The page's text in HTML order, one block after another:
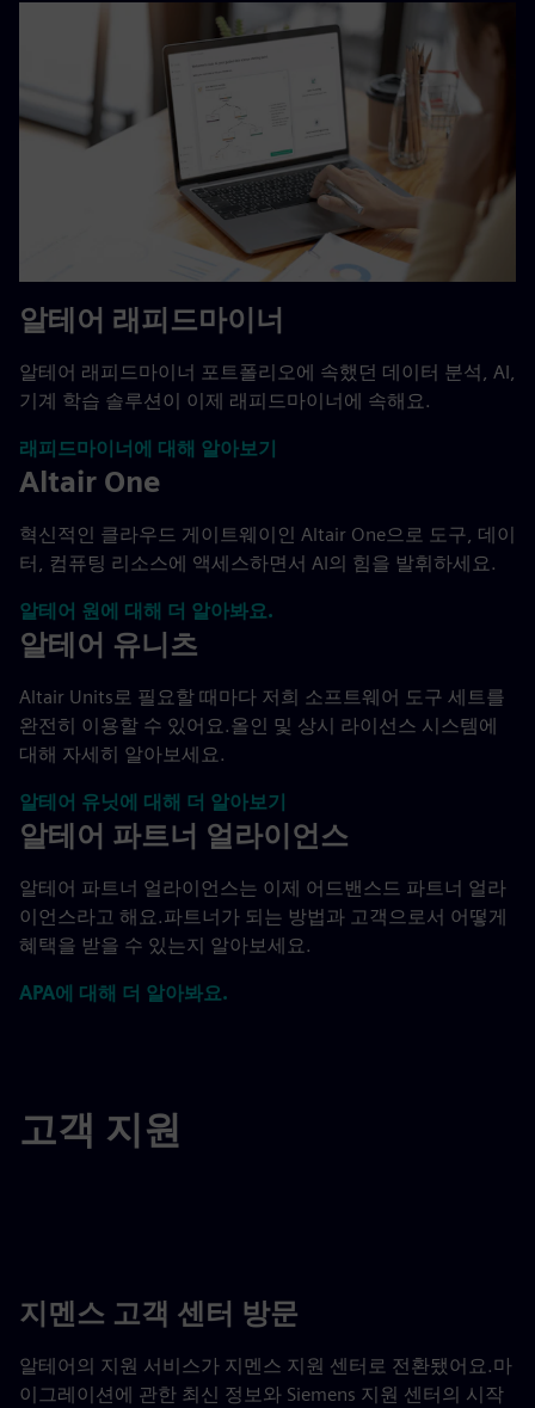
알테어 래피드마이너
알테어 래피드마이너 포트폴리오에 속했던 데이터 분석, AI,
기계 학습 솔루션이 이제 래피드마이너에 속해요.
래피드마이너에 대해 알아보기
Altair One
혁신적인 클라우드 게이트웨이인 Altair One으로 도구, 데이
터, 컴퓨팅 리소스에 액세스하면서 AI의 힘을 발휘하세요.
알테어 원에 대해 더 알아봐요.
알테어 유니츠
Altair Units로 필요할 때마다 저희 소프트웨어 도구 세트를
완전히 이용할 수 있어요.올인 및 상시 라이선스 시스템에
대해 자세히 알아보세요.
알테어 유닛에 대해 더 알아보기
알테어 파트너 얼라이언스
알테어 파트너 얼라이언스는 이제 어드밴스드 파트너 얼라
이언스라고 해요.파트너가 되는 방법과 고객으로서 어떻게
혜택을 받을 수 있는지 알아보세요.
APA에 대해 더 알아봐요.
고객 지원
지멘스 고객 센터 방문
알테어의 지원 서비스가 지멘스 지원 센터로 전환됐어요.마
이그레이션에 관한 최신 정보와 Siemens 지원 센터의 시작